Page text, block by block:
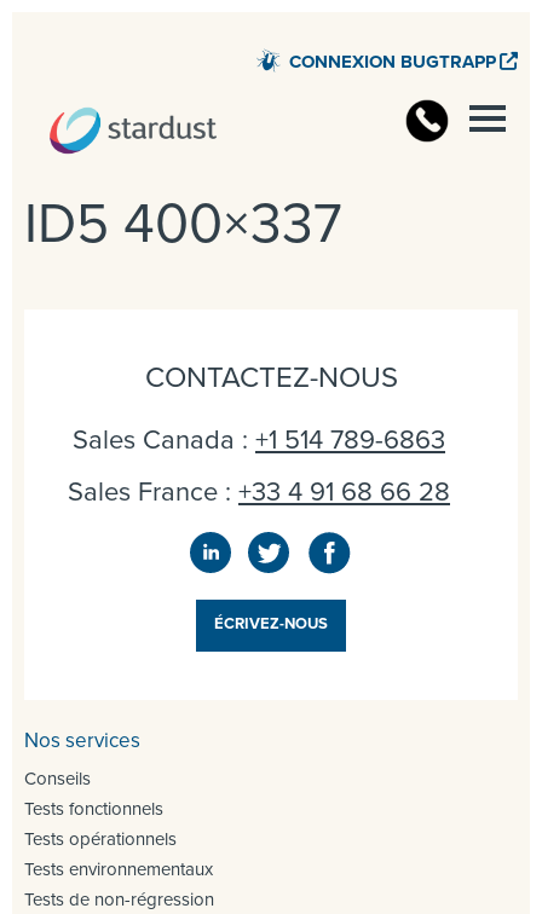
CONNEXION BUGTRAPP
ID5 400×337
CONTACTEZ-NOUS
Sales Canada : +1 514 789-6863
Sales France : +33 4 91 68 66 28
ÉCRIVEZ-NOUS
Nos services
Conseils
Tests fonctionnels
Tests opérationnels
Tests environnementaux
Tests de non-régression